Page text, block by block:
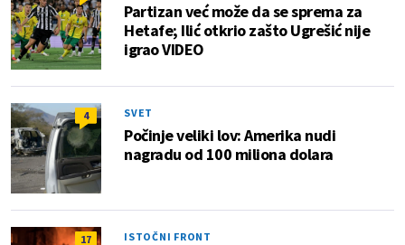
Partizan već može da se sprema za
Hetafe; Ilić otkrio zašto Ugrešić nije
igrao VIDEO
4 SVET
Počinje veliki lov: Amerika nudi
nagradu od 100 miliona dolara
17 ISTOČNI FRONT